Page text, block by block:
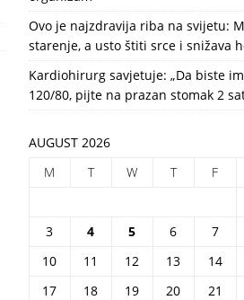
Ovo je najzdravija riba na svijetu:
starenje, a usto štiti srce i snižava
Kardiohirurg savjetuje: „Da biste
120/80, pijte na prazan stomak 2
AUGUST 2026
M
T W T F
3
4 5 6 7
10
11 12 13 14
17
18 19 20 21